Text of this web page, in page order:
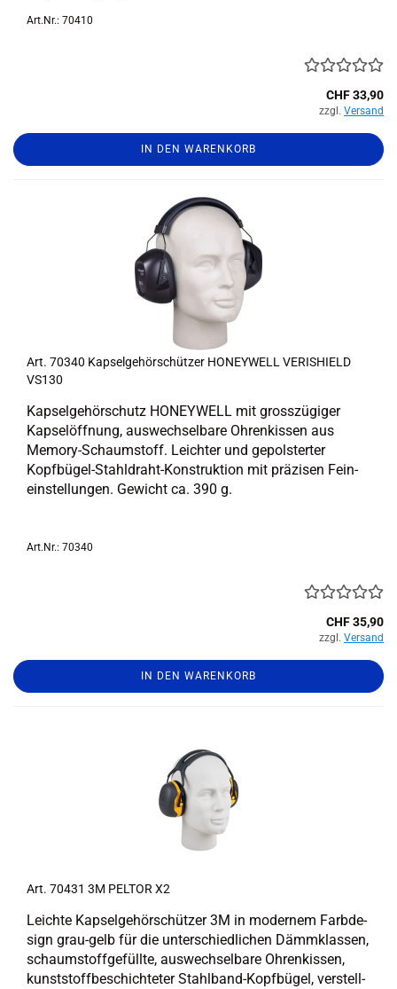
Art.Nr.: 70410
CHF 33,90
zzgl. Versand
IN DEN WARENKORB
Art. 70340 Kap­sel­ge­hör­schüt­zer HO­NEY­WELL VE­RIS­HIELD
VS130
Kap­sel­ge­hör­schutz HO­NEY­WELL mit gross­zü­gi­ger
Kap­sel­öff­nung, aus­wech­sel­ba­re Oh­ren­kis­sen aus
Memory-​Schaumstoff. Leich­ter und ge­pols­ter­ter
Kopfbügel-​Stahldraht-Konstruktion mit prä­zi­sen Fein­
ein­stel­lun­gen. Ge­wicht ca. 390 g.
Art.Nr.: 70340
CHF 35,90
zzgl. Versand
IN DEN WARENKORB
Art. 70431 3M PEL­TOR X2
Leich­te Kap­sel­ge­hör­schüt­zer 3M in mo­der­nem Farb­de­
sign grau-​gelb für die un­ter­schied­li­chen Dämm­klas­sen,
schaum­stoff­ge­füll­te, aus­wech­sel­ba­re Oh­ren­kis­sen,
kunst­stoff­be­schich­te­ter Stahlband-​Kopfbügel, ver­stell­